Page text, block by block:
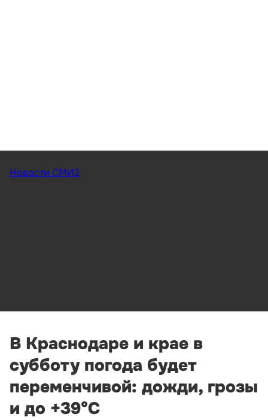
Новости СМИ2
В Краснодаре и крае в
субботу погода будет
переменчивой: дожди, грозы
и до +39°С